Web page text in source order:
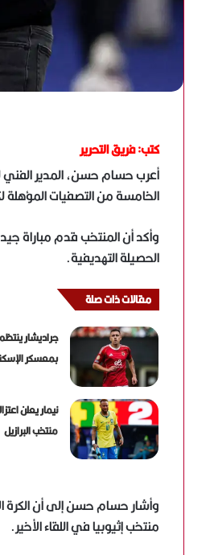
كتب: فريق التحرير
أعرب حسام حسن، المدير الفني
الخامسة من التصفيات المؤهلة
وأكد أن المنتخب قدم مباراة
الحصيلة التهديفية.
مقالات ذات صلة
جراديشار
بمعسكر
نيمار يعلن
منتخب البرازيل
وأشار حسام حسن إلى أن الكرة
منتخب إثيوبيا في اللقاء الأخير.